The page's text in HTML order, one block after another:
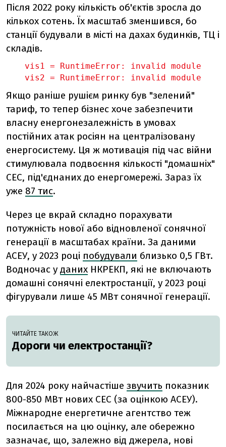
Після 2022 року кількість об'єктів зросла до
кількох сотень. Їх масштаб зменшився, бо
станції будували в місті на дахах будинків, ТЦ і
складів.
vis1 = RuntimeError: invalid module
vis2 = RuntimeError: invalid module
Якщо раніше рушієм ринку був "зелений"
тариф, то тепер бізнес хоче забезпечити
власну енергонезалежність в умовах
постійних атак росіян на централізовану
енергосистему. Ця ж мотивація під час війни
стимулювала подвоєння кількості "домашніх"
СЕС, під'єднаних до енергомережі. Зараз їх
уже 87 тис.
Через це вкрай складно порахувати
потужність нової або відновленої сонячної
генерації в масштабах країни. За даними
АСЕУ, у 2023 році побудували близько 0,5 ГВт.
Водночас у даних НКРЕКП, які не включають
домашні сонячні електростанції, у 2023 році
фігурували лише 45 МВт сонячної генерації.
ЧИТАЙТЕ ТАКОЖ
Дороги чи електростанції?
Для 2024 року найчастіше звучить показник
800-850 МВт нових СЕС (за оцінкою АСЕУ).
Міжнародне енергетичне агентство теж
посилається на цю оцінку, але обережно
зазначає, що, залежно від джерела, нові